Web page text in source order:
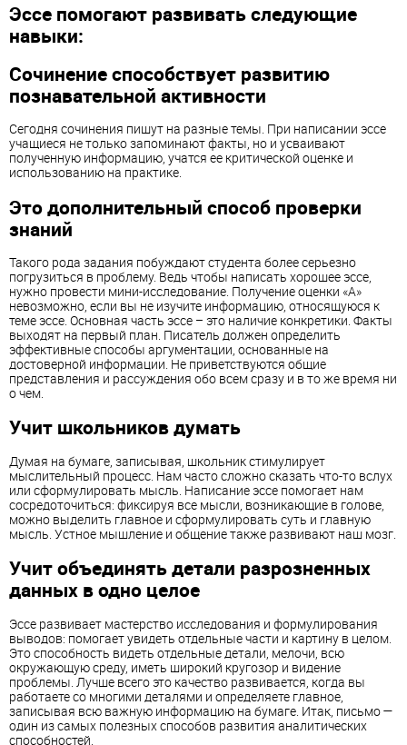
Эссе помогают развивать следующие
навыки:
Сочинение способствует развитию
познавательной активности
Сегодня сочинения пишут на разные темы. При написании эссе
учащиеся не только запоминают факты, но и усваивают
полученную информацию, учатся ее критической оценке и
использованию на практике.
Это дополнительный способ проверки
знаний
Такого рода задания побуждают студента более серьезно
погрузиться в проблему. Ведь чтобы написать хорошее эссе,
нужно провести мини-исследование. Получение оценки «А»
невозможно, если вы не изучите информацию, относящуюся к
теме эссе. Основная часть эссе – это наличие конкретики. Факты
выходят на первый план. Писатель должен определить
эффективные способы аргументации, основанные на
достоверной информации. Не приветствуются общие
представления и рассуждения обо всем сразу и в то же время ни
о чем.
Учит школьников думать
Думая на бумаге, записывая, школьник стимулирует
мыслительный процесс. Нам часто сложно сказать что-то вслух
или сформулировать мысль. Написание эссе помогает нам
сосредоточиться: фиксируя все мысли, возникающие в голове,
можно выделить главное и сформулировать суть и главную
мысль. Устное мышление и общение также развивают наш мозг.
Учит объединять детали разрозненных
данных в одно целое
Эссе развивает мастерство исследования и формулирования
выводов: помогает увидеть отдельные части и картину в целом.
Это способность видеть отдельные детали, мелочи, всю
окружающую среду, иметь широкий кругозор и видение
проблемы. Лучше всего это качество развивается, когда вы
работаете со многими деталями и определяете главное,
записывая всю важную информацию на бумаге. Итак, письмо —
один из самых полезных способов развития аналитических
способностей.